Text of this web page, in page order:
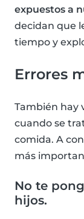
expuestos a
decidan que
tiempo y
Errores
También hay
cuando se
comida. A
más
No te
hijos.